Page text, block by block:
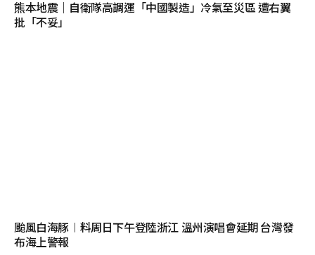
熊本地震｜自衛隊高調運「中國製造」冷氣至災區 遭右翼
批「不妥」
颱風白海豚︱料周日下午登陸浙江 溫州演唱會延期 台灣發
布海上警報